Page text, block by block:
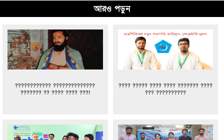
আরও পড়ুন
???????????? ??????????????
??????? ?? ???? ???? ???!
???? ????? ???? ???? ??????? ????
??? ??????????